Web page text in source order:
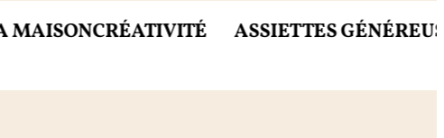
CRÉATIVITÉ ASSIETTES GÉNÉREUSES